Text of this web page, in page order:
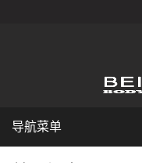
导航菜单